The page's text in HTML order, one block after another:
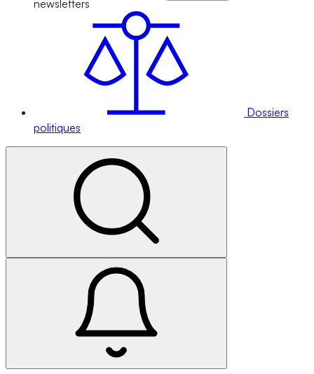
newsletters
Dossiers
politiques